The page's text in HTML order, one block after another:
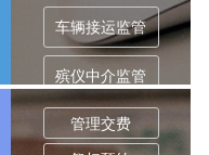
车辆接运监管
殡仪中介监管
管理交费